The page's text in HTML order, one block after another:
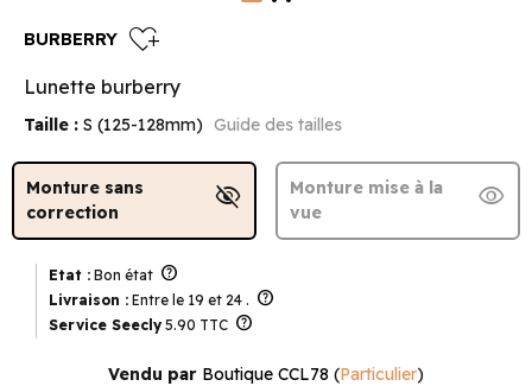
BURBERRY heart_plus
Lunette burberry
Taille : S (125-128mm) Guide des tailles
Monture sans
correction
visibility_off
Monture mise à la
vue
visibility
Etat : Bon état help
Livraison : Entre le 19 et 24 . help
Service Seecly 5.90 TTC help
Vendu par Boutique CCL78 (Particulier)